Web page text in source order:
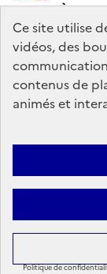
Ce site utilise
vidéos, des
contenus de
animés et
Politique de
MINISTÈRE
DE LA
legifrance.gouv.fr
service-
Sauf mention